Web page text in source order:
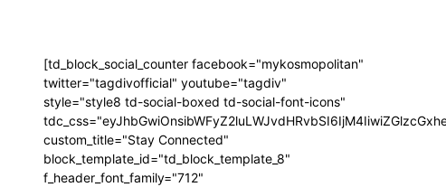
[td_block_social_counter facebook="mykosmopolitan"
twitter="tagdivofficial" youtube="tagdiv"
style="style8 td-social-boxed td-social-font-icons"
custom_title="Stay Connected"
block_template_id="td_block_template_8"
f_header_font_family="712"